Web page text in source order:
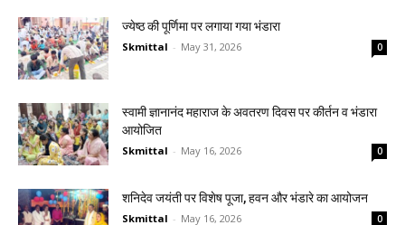
ज्येष्ठ की पूर्णिमा पर लगाया गया भंडारा
Skmittal - May 31, 2026 0
स्वामी ज्ञानानंद महाराज के अवतरण दिवस पर कीर्तन व भंडारा
आयोजित
Skmittal - May 16, 2026 0
शनिदेव जयंती पर विशेष पूजा, हवन और भंडारे का आयोजन
Skmittal - May 16, 2026 0